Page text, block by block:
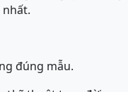
đúng mẫu.